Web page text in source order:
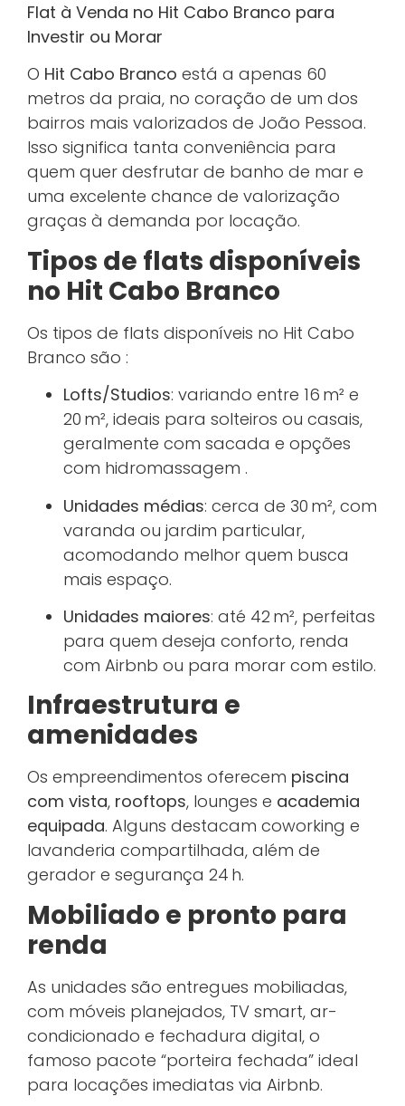
Flat à Venda no Hit Cabo Branco para
Investir ou Morar
O Hit Cabo Branco está a apenas 60
metros da praia, no coração de um dos
bairros mais valorizados de João Pessoa.
Isso significa tanta conveniência para
quem quer desfrutar de banho de mar e
uma excelente chance de valorização
graças à demanda por locação.
Tipos de flats disponíveis
no Hit Cabo Branco
Os tipos de flats disponíveis no Hit Cabo
Branco são :
Lofts/Studios: variando entre 16 m² e
20 m², ideais para solteiros ou casais,
geralmente com sacada e opções
com hidromassagem .
Unidades médias: cerca de 30 m², com
varanda ou jardim particular,
acomodando melhor quem busca
mais espaço.
Unidades maiores: até 42 m², perfeitas
para quem deseja conforto, renda
com Airbnb ou para morar com estilo.
Infraestrutura e
amenidades
Os empreendimentos oferecem piscina
com vista, rooftops, lounges e academia
equipada. Alguns destacam coworking e
lavanderia compartilhada, além de
gerador e segurança 24 h.
Mobiliado e pronto para
renda
As unidades são entregues mobiliadas,
com móveis planejados, TV smart, ar-
condicionado e fechadura digital, o
famoso pacote “porteira fechada” ideal
para locações imediatas via Airbnb.